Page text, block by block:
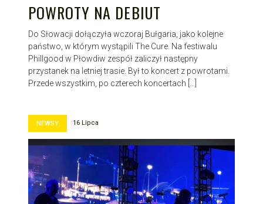
POWROTY NA DEBIUT
Do Słowacji dołączyła wczoraj Bułgaria, jako kolejne
państwo, w którym wystąpili The Cure. Na festiwalu
Phillgood w Płowdiw zespół zaliczył następny
przystanek na letniej trasie. Był to koncert z powrotami.
Przede wszystkim, po czterech koncertach […]
NEWSY 16 Lipca